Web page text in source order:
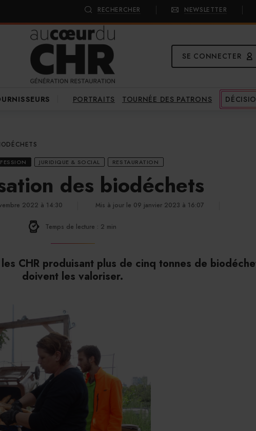
RECHERCHER NEWSLETTER
SE CONNECTER
PORTRAITS TOURNÉE DES PATRONS
JURIDIQUE & SOCIAL RESTAURATION
des biodéchets
2022 à 14:30 Mis à jour le 09 janvier 2023 à 16:07
Temps de lecture : 2 min
CHR produisant plus de cinq tonnes de
doivent les valoriser.